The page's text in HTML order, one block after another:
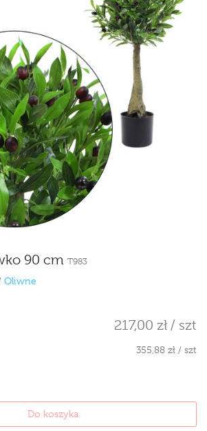
90 cm T983
Oliwne
217,00 zł / szt
355,88 zł / szt
Do koszyka